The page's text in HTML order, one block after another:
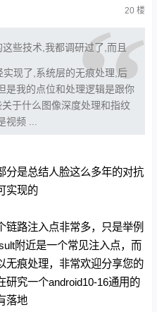
20楼
这些技术,我都调研过了,而且
现了,系统层的无痕处理,后
是我的点位和处理逻辑是跟你
于什么图像深度处理和指纹
频 ...
分是总结人脸这么多年的对抗
实现的
链路注入点非常多，只是举例
附近是一个常见注入点，而
无痕处理，非常欢迎分享您的
研究一个android10-16通用的
落地